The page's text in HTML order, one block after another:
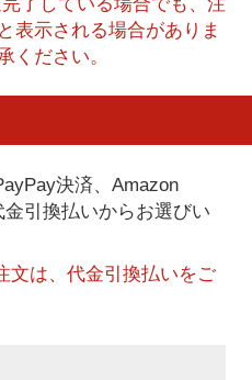
表示される場合がありま
ください。
決済、Amazon
引換払いからお選びい
は、代金引換払いをご